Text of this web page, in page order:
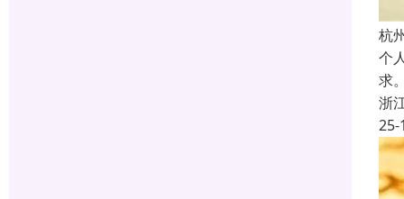
杭
个
求
浙
25-